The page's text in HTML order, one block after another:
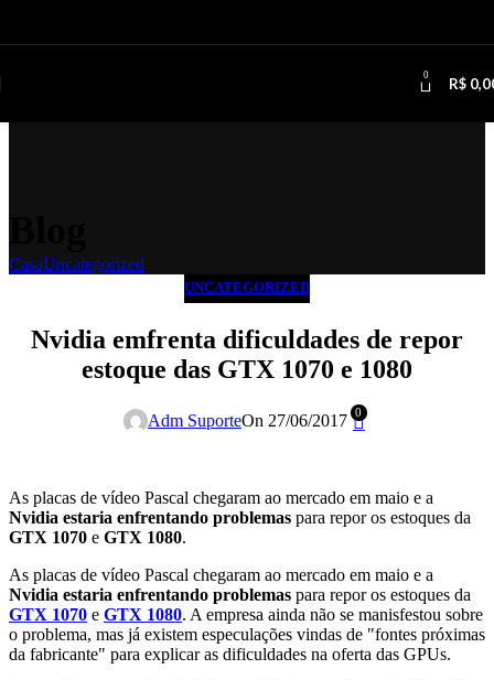
0 R$
CasaUncategorized
UNCATEGORIZED
Nvidia emfrenta dificuldades de repor
estoque das GTX 1070 e 1080
Adm SuporteOn 27/06/2017 0
As placas de vídeo Pascal chegaram ao mercado em maio e a
Nvidia estaria enfrentando problemas para repor os estoques da
GTX 1070 e GTX 1080.
As placas de vídeo Pascal chegaram ao mercado em maio e a
Nvidia estaria enfrentando problemas para repor os estoques da
GTX 1070 e GTX 1080. A empresa ainda não se manisfestou sobre
o problema, mas já existem especulações vindas de "fontes próximas
da fabricante" para explicar as dificuldades na oferta das GPUs.